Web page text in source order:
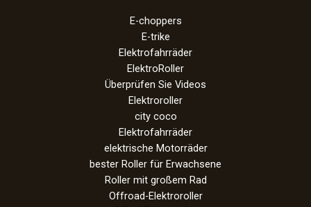
E-choppers
E-trike
Elektrofahrräder
ElektroRoller
Überprüfen Sie Videos
Elektroroller
city coco
Elektrofahrräder
elektrische Motorräder
bester Roller für Erwachsene
Roller mit großem Rad
Offroad-Elektroroller